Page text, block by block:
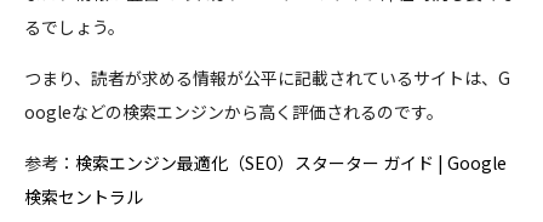
るでしょう。
つまり、読者が求める情報が公平に記載されているサイトは、G
oogleなどの検索エンジンから高く評価されるのです。
参考： 検索エンジン最適化（SEO）スターター ガイド | Google
検索セントラル